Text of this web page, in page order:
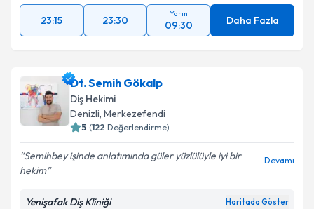
23:15 23:30
Yarın
09:30 Daha Fazla
Dt. Semih Gökalp
Diş Hekimi
Denizli, Merkezefendi
5 (122 Değerlendirme)
Semihbey işinde anlatımında güler yüzlülüyle iyi bir
hekim
Devamı
Yenişafak Diş Kliniği Haritada Göster